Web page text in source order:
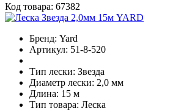
Код товара: 67382
Бренд: Yard
Артикул: 51-8-520
Тип лески: Звезда
Диаметр лески: 2,0 мм
Длина: 15 м
Тип товара: Леска